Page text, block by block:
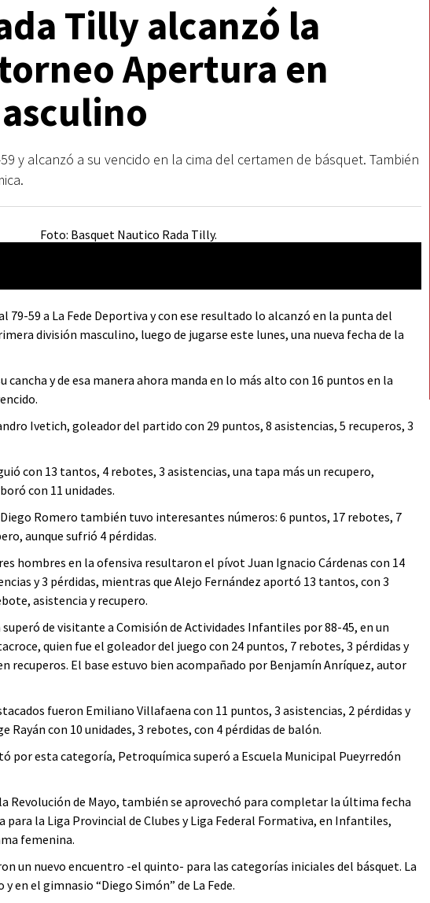
Tilly alcanzó la
Apertura en
y alcanzó a su vencido en la cima del certamen de básquet. También
79-59 a La Fede Deportiva y con ese resultado lo alcanzó en la punta del
división masculino, luego de jugarse este lunes, una nueva fecha de la
cancha y de esa manera ahora manda en lo más alto con 16 puntos en la
Ivetich, goleador del partido con 29 puntos, 8 asistencias, 5 recuperos, 3
con 13 tantos, 4 rebotes, 3 asistencias, una tapa más un recupero,
con 11 unidades.
Romero también tuvo interesantes números: 6 puntos, 17 rebotes, 7
aunque sufrió 4 pérdidas.
hombres en la ofensiva resultaron el pívot Juan Ignacio Cárdenas con 14
y 3 pérdidas, mientras que Alejo Fernández aportó 13 tantos, con 3
asistencia y recupero.
de visitante a Comisión de Actividades Infantiles por 88-45, en un
quien fue el goleador del juego con 24 puntos, 7 rebotes, 3 pérdidas y
recuperos. El base estuvo bien acompañado por Benjamín Anríquez, autor
fueron Emiliano Villafaena con 11 puntos, 3 asistencias, 2 pérdidas y
Rayán con 10 unidades, 3 rebotes, con 4 pérdidas de balón.
por esta categoría, Petroquímica superó a Escuela Municipal Pueyrredón
Revolución de Mayo, también se aprovechó para completar la última fecha
para la Liga Provincial de Clubes y Liga Federal Formativa, en Infantiles,
femenina.
un nuevo encuentro -el quinto- para las categorías iniciales del básquet. La
en el gimnasio “Diego Simón” de La Fede.